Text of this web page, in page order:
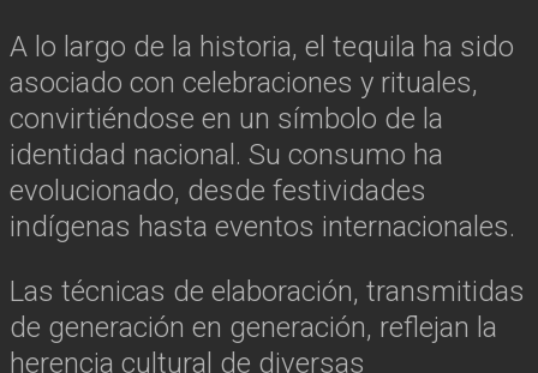
A lo largo de la historia, el tequila ha sido
asociado con celebraciones y rituales,
convirtiéndose en un símbolo de la
identidad nacional. Su consumo ha
evolucionado, desde festividades
indígenas hasta eventos internacionales.
Las técnicas de elaboración, transmitidas
de generación en generación, reflejan la
herencia cultural de diversas